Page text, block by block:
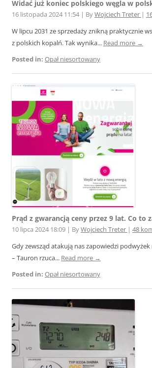
Widać już koniec polskiego węgla w
16 listopada 2024 11:54 | ByWojciech Treter |
W lipcu 2031 ze sprzedaży znikną praktycznie
z polskich kopalń. Tak wynika... Read more →
Posted in: Opał niesortowany
Prąd z gwarancją ceny przez 9 lat. Co to
10 lipca 2024 18:09 | ByWojciech Treter | 48
Gdy zewsząd atakują nas zapowiedzi
– Tauron rzuca... Read more →
Posted in: Opał niesortowany